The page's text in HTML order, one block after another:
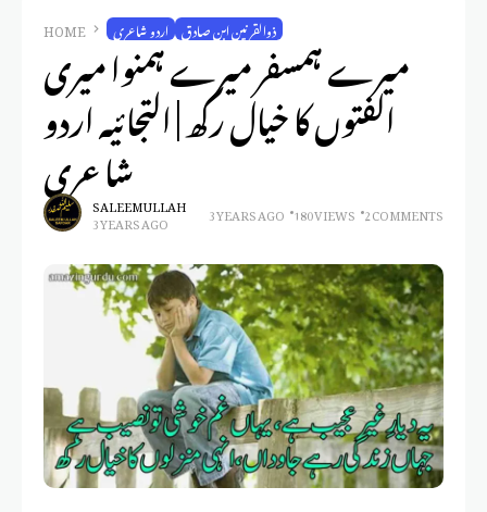
HOME اردو شاعری ذوالقرنین ابن صادق
میرے ہمسفر میرے ہمنوا میری
الفتوں کا خیال رکھ | التجائیہ اردو
شاعریSALEEM ULLAH
3 YEARS AGO 3 YEARS AGO 180 VIEWS 2 COMMENTS